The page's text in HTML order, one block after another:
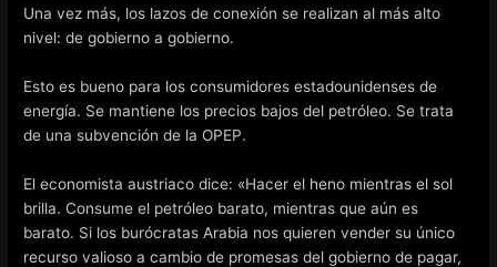
Una vez más, los lazos de conexión se realizan al más alto
nivel: de gobierno a gobierno.
Esto es bueno para los consumidores estadounidenses de
energía. Se mantiene los precios bajos del petróleo. Se trata
de una subvención de la OPEP.
El economista austriaco dice: «Hacer el heno mientras el sol
brilla. Consume el petróleo barato, mientras que aún es
barato. Si los burócratas Arabia nos quieren vender su único
recurso valioso a cambio de promesas del gobierno de pagar,